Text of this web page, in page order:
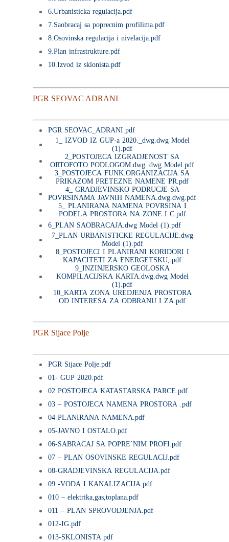
6.Urbanisticka regulacija.pdf
7.Saobracaj sa poprecnim profilima.pdf
8.Osovinska regulacija i nivelacija.pdf
9.Plan infrastrukture.pdf
10.Izvod iz sklonista.pdf
PGR SEOVAC ADRANI
PGR SEOVAC_ADRANI.pdf
1_ IZVOD IZ GUP-a 2020._dwg.dwg Model
(1).pdf
2_POSTOJECA IZGRADJENOST SA
ORTOFOTO PODLOGOM.dwg..dwg Model.pdf
3_POSTOJECA FUNK.ORGANIZACIJA SA
PRIKAZOM PRETEZNE NAMENE PR.pdf
4_ GRADJEVINSKO PODRUCJE SA
POVRSINAMA JAVNIH NAMENA.dwg.dwg.pdf
5_ PLANIRANA NAMENA POVRSINA I
PODELA PROSTORA NA ZONE I C.pdf
6_PLAN SAOBRACAJA.dwg Model (1).pdf
7_PLAN URBANISTICKE REGULACIJE.dwg
Model (1).pdf
8_POSTOJECI I PLANIRANI KORIDORI I
KAPACITETI ZA ENERGETSKU,.pdf
9_INZINJERSKO GEOLOSKA
KOMPILACIJSKA KARTA.dwg.dwg Model
(1).pdf
10_KARTA ZONA UREDJENJA PROSTORA
OD INTERESA ZA ODBRANU I ZA.pdf
PGR Sijace Polje
PGR Sijace Polje.pdf
01- GUP 2020.pdf
02 POSTOJECA KATASTARSKA PARCE.pdf
03 – POSTOJECA NAMENA PROSTORA .pdf
04-PLANIRANA NAMENA.pdf
05-JAVNO I OSTALO.pdf
06-SABRACAJ SA POPRE`NIM PROFI.pdf
07 – PLAN OSOVINSKE REGULACIJ.pdf
08-GRADJEVINSKA REGULACIJA.pdf
09 -VODA I KANALIZACIJA.pdf
010 – elektrika,gas,toplana.pdf
011 – PLAN SPROVODJENJA.pdf
012-IG.pdf
013-SKLONISTA.pdf